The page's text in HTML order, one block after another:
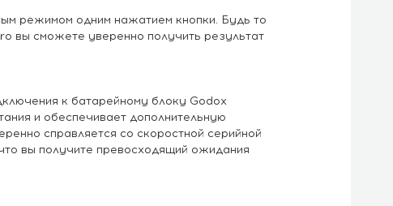
режимом одним нажатием кнопки. Будь то
вы сможете уверенно получить результат
к батарейному блоку Godox
и обеспечивает дополнительную
справляется со скоростной серийной
вы получите превосходящий ожидания